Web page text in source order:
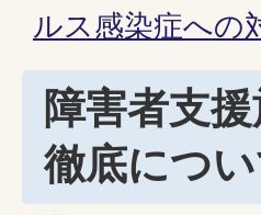
ルス感染症への
障害者支
徹底につ